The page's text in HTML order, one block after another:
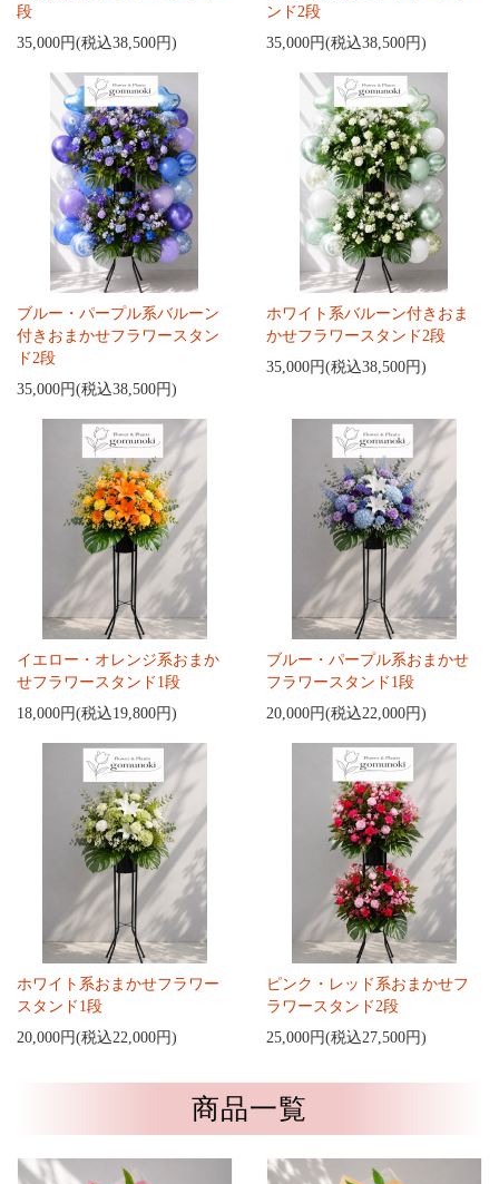
段
35,000円(税込38,500円)
ンド2段
35,000円(税込38,500円)
ブルー・パープル系バルーン
付きおまかせフラワースタン
ド2段
35,000円(税込38,500円)
ホワイト系バルーン付きおま
かせフラワースタンド2段
35,000円(税込38,500円)
イエロー・オレンジ系おまか
せフラワースタンド1段
18,000円(税込19,800円)
ブルー・パープル系おまかせ
フラワースタンド1段
20,000円(税込22,000円)
ホワイト系おまかせフラワー
スタンド1段
20,000円(税込22,000円)
ピンク・レッド系おまかせフ
ラワースタンド2段
25,000円(税込27,500円)
商品一覧